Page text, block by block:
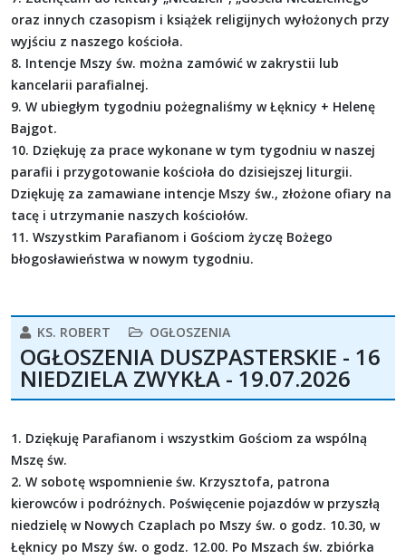
oraz innych czasopism i książek religijnych wyłożonych przy
wyjściu z naszego kościoła.
8. Intencje Mszy św. można zamówić w zakrystii lub
kancelarii parafialnej.
9. W ubiegłym tygodniu pożegnaliśmy w Łęknicy + Helenę
Bajgot.
10. Dziękuję za prace wykonane w tym tygodniu w naszej
parafii i przygotowanie kościoła do dzisiejszej liturgii.
Dziękuję za zamawiane intencje Mszy św., złożone ofiary na
tacę i utrzymanie naszych kościołów.
11. Wszystkim Parafianom i Gościom życzę Bożego
błogosławieństwa w nowym tygodniu.
KS. ROBERT OGŁOSZENIA
OGŁOSZENIA DUSZPASTERSKIE - 16
NIEDZIELA ZWYKŁA - 19.07.2026
1. Dziękuję Parafianom i wszystkim Gościom za wspólną
Mszę św.
2. W sobotę wspomnienie św. Krzysztofa, patrona
kierowców i podróżnych. Poświęcenie pojazdów w przyszłą
niedzielę w Nowych Czaplach po Mszy św. o godz. 10.30, w
Łęknicy po Mszy św. o godz. 12.00. Po Mszach św. zbiórka